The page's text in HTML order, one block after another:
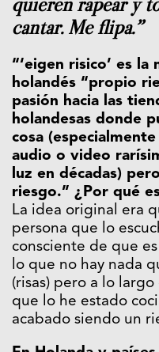
cantar. Me flipa.”
“‘eigen risico’ es
holandés “propio
pasión hacia las
holandesas donde
cosa
audio o video
luz en décadas)
riesgo.” ¿Por qué
La idea original era
persona que lo
consciente de que
lo que no hay nada
(risas) pero a lo
que lo he estado
acabado siendo un